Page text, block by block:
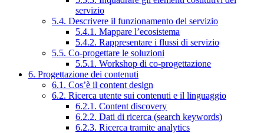
servizio
5.4. Descrivere il funzionamento del servizio
5.4.1. Mappare l’ecosistema
5.4.2. Rappresentare i flussi di servizio
5.5. Co-progettare le soluzioni
5.5.1. Workshop di co-progettazione
6. Progettazione dei contenuti
6.1. Cos’è il content design
6.2. Ricerca utente sui contenuti e il linguaggio
6.2.1. Content discovery
6.2.2. Dati di ricerca (search keywords)
6.2.3. Ricerca tramite analytics